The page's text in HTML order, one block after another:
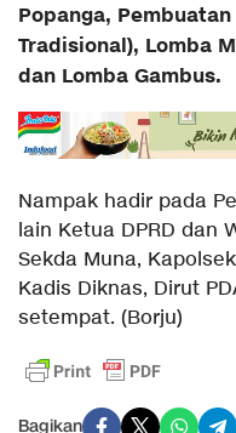
Popanga,
Tradisional), Lomba
dan Lomba Gambus.
Nampak hadir pada
lain Ketua DPRD dan
Sekda Muna,
Kadis Diknas, Dirut
setempat. (Borju)
Bagikan